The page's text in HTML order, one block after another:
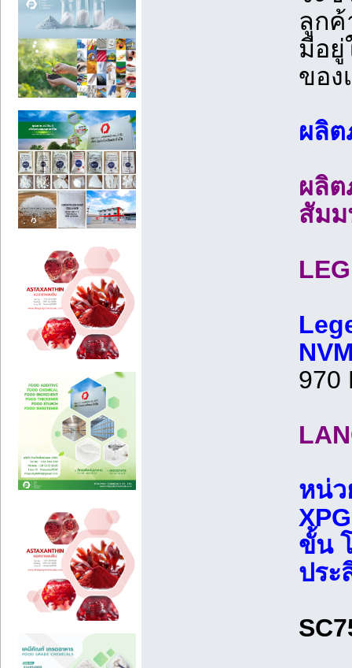
ลูกค้
มีอยู่
ของ
ผลิ
ผลิต
สัม
970
หน่ว
ขั้น
ประ